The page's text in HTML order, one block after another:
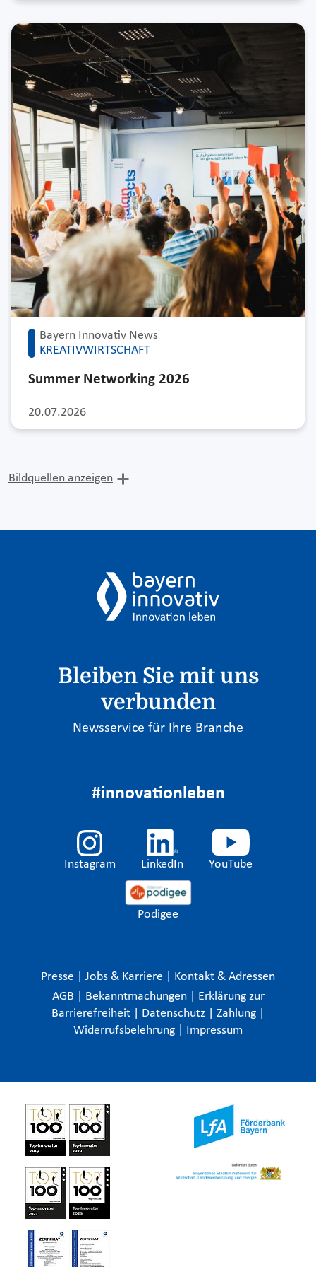
Bayern Innovativ News
KREATIVWIRTSCHAFT
20.07.2026
Summer Networking 2026
Bildquellen anzeigen
Bleiben Sie mit uns
verbunden
Newsservice für Ihre Branche
#innovationleben
Instagram LinkedIn YouTube
Podigee
Presse Jobs & Karriere
Kontakt & Adressen
AGB
Bekanntmachungen
Erklärung zur
Barrierefreiheit
Datenschutz Zahlung
Widerrufsbelehrung
Impressum